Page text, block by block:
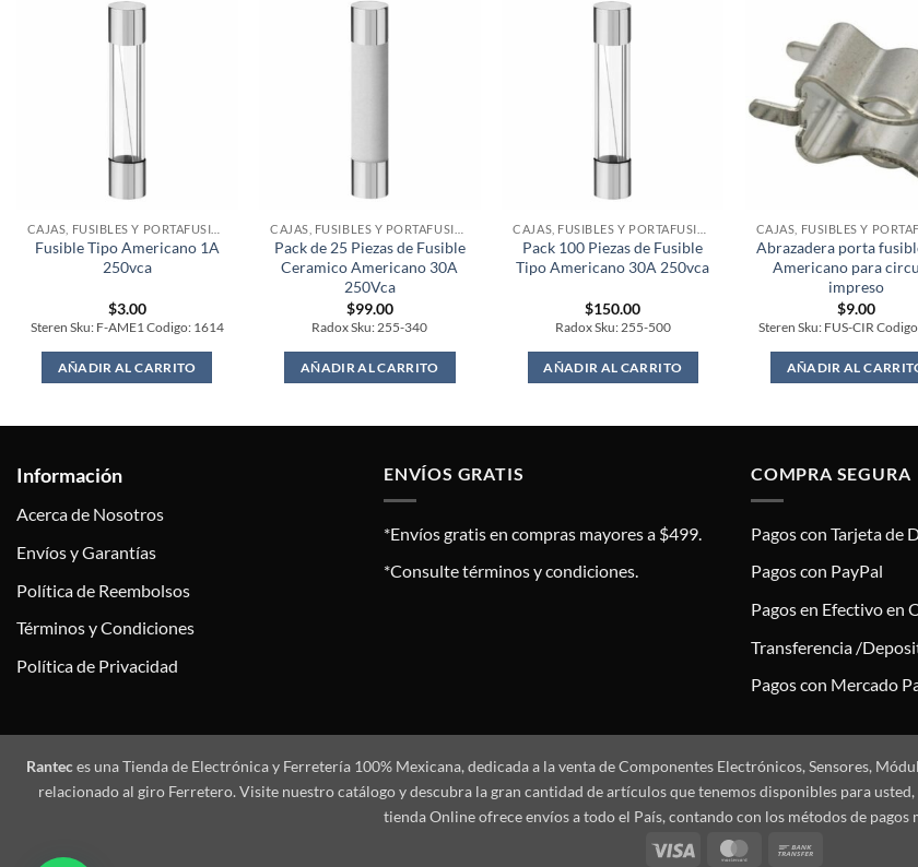
Fusible Tipo Americano 1A
250vca
$3.00
Steren Sku: F-AME1 Codigo: 1614
AÑADIR AL CARRITO
Pack de 25 Piezas de Fusible
Ceramico Americano 30A
250Vca
$99.00
Radox Sku: 255-340
AÑADIR AL CARRITO
Pack 100 Piezas de Fusible
Tipo Americano 30A 250vca
$150.00
Radox Sku: 255-500
AÑADIR AL CARRITO
Abrazadera porta
Americano para
impreso
$9.00
Steren Sku: FUS-CIR
AÑADIR AL
Información
Acerca de Nosotros
Envíos y Garantías
Política de Reembolsos
Términos y Condiciones
Política de Privacidad
ENVÍOS GRATIS
*Envíos gratis en compras mayores a $499.
*Consulte términos y condiciones.
COMPRA SEGURA
Pagos con Tarjeta de
Pagos con PayPal
Pagos en Efectivo en
Transferencia /
Pagos con Mercado
Ranteces una Tienda de Electrónica y Ferretería 100% Mexicana, dedicada a la venta de Componentes Electrónicos, Sensores,
relacionado al giro Ferretero. Visite nuestro catálogo y descubra la gran cantidad de artículos que tenemos disponibles para
tienda Online ofrece envíos a todo el País, contando con los métodos de pagos
Visa
MasterCard